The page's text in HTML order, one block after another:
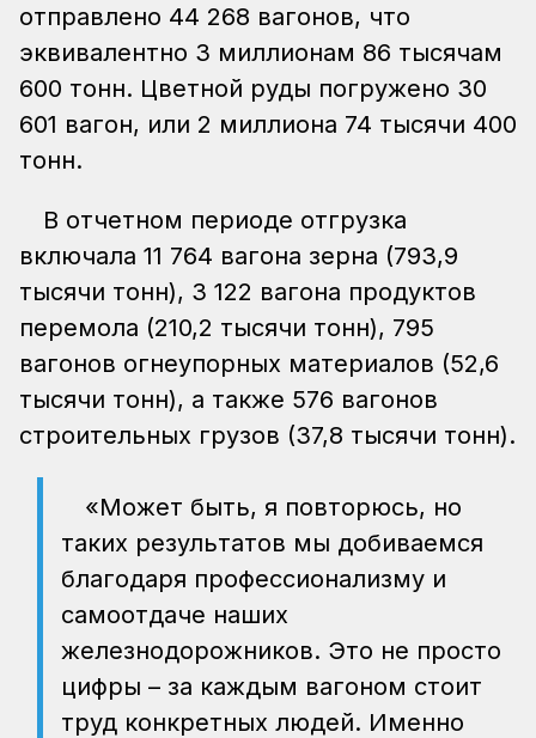
отправлено 44 268 вагонов, что
эквивалентно 3 миллионам 86 тысячам
600 тонн. Цветной руды погружено 30
601 вагон, или 2 миллиона 74 тысячи 400
тонн.
В отчетном периоде отгрузка
включала 11 764 вагона зерна (793,9
тысячи тонн), 3 122 вагона продуктов
перемола (210,2 тысячи тонн), 795
вагонов огнеупорных материалов (52,6
тысячи тонн), а также 576 вагонов
строительных грузов (37,8 тысячи тонн).
«Может быть, я повторюсь, но
таких результатов мы добиваемся
благодаря профессионализму и
самоотдаче наших
железнодорожников. Это не просто
цифры – за каждым вагоном стоит
труд конкретных людей. Именно